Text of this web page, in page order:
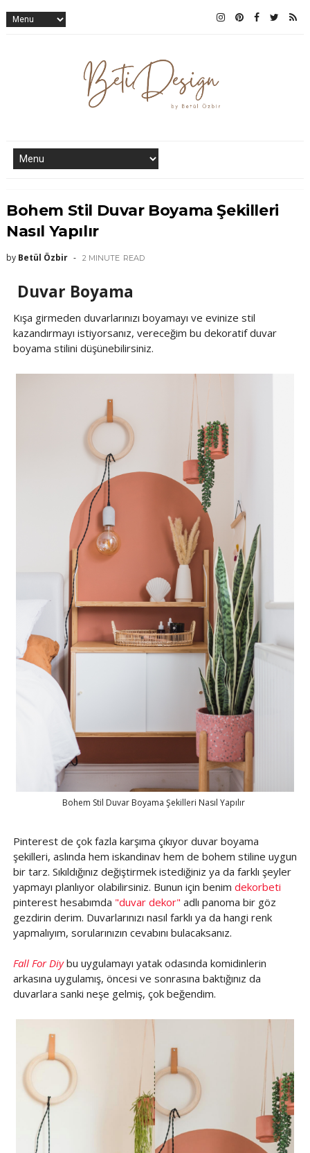
Bohem Stil Duvar Boyama Şekilleri
Nasıl Yapılır
by Betül Özbir 2 MINUTE READ
Duvar Boyama
Kışa girmeden duvarlarınızı boyamayı ve evinize stil
kazandırmayı istiyorsanız, vereceğim bu dekoratif duvar
boyama stilini düşünebilirsiniz.
Bohem Stil Duvar Boyama Şekilleri Nasıl Yapılır
Pinterest de çok fazla karşıma çıkıyor duvar boyama
şekilleri, aslında hem iskandinav hem de bohem stiline uygun
bir tarz. Sıkıldığınız değiştirmek istediğiniz ya da farklı şeyler
yapmayı planlıyor olabilirsiniz. Bunun için benim dekorbeti
pinterest hesabımda "duvar dekor" adlı panoma bir göz
gezdirin derim. Duvarlarınızı nasıl farklı ya da hangi renk
yapmalıyım, sorularınızın cevabını bulacaksanız.
Fall For Diybu uygulamayı yatak odasında komidinlerin
arkasına uygulamış, öncesi ve sonrasına baktığınız da
duvarlara sanki neşe gelmiş, çok beğendim.